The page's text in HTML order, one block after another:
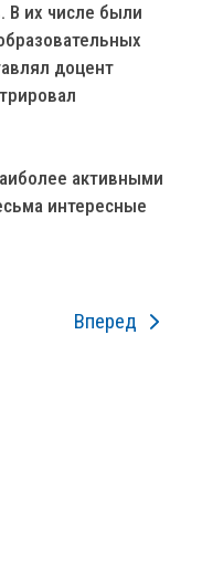
В их числе были
доцент
активными
интересные
Вперед